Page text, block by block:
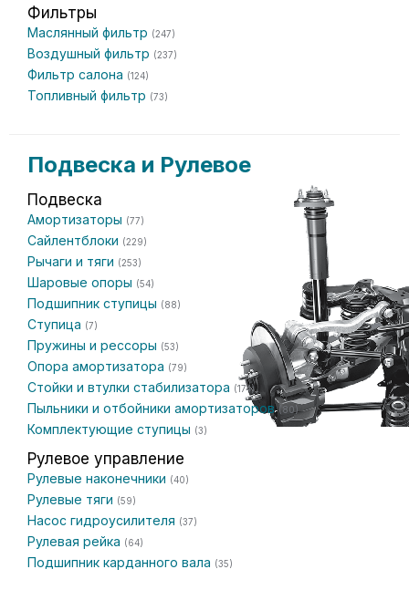
Фильтры
Маслянный фильтр (247)
Воздушный фильтр (237)
Фильтр салона (124)
Топливный фильтр (73)
Подвеска и Рулевое
Подвеска
Амортизаторы (77)
Сайлентблоки (229)
Рычаги и тяги (253)
Шаровые опоры (54)
Подшипник ступицы (88)
Ступица (7)
Пружины и рессоры (53)
Опора амортизатора (79)
Стойки и втулки стабилизатора (174)
Пыльники и отбойники амортизаторов(80)
Комплектующие ступицы (3)
Рулевое управление
Рулевые наконечники (40)
Рулевые тяги (59)
Насос гидроусилителя (37)
Рулевая рейка (64)
Подшипник карданного вала (35)